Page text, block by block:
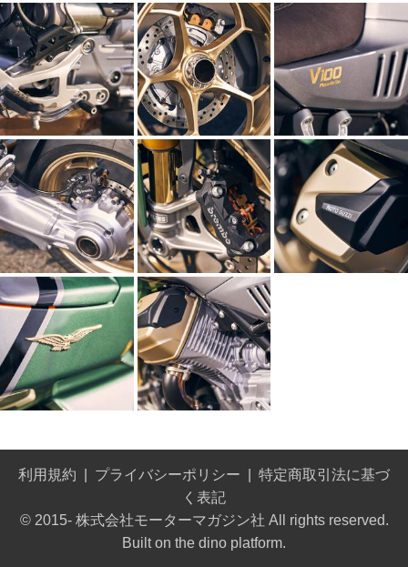
利用規約 プライバシーポリシー
特定商取引法に基づ
く表記
© 2015- 株式会社モーターマガジン社 All rights reserved.
Built on the dino platform.